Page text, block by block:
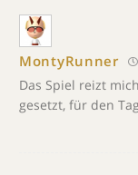
MontyRunner
Das Spiel reizt
gesetzt, für den